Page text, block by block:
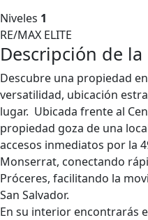
Niveles 1
RE/MAX ELITE
Descripción de
Descubre una propiedad
versatilidad, ubicación
lugar. Ubicada frente al
propiedad goza de una
accesos inmediatos por la
Monserrat, conectando
Próceres, facilitando la
San Salvador.
En su interior encontrarás